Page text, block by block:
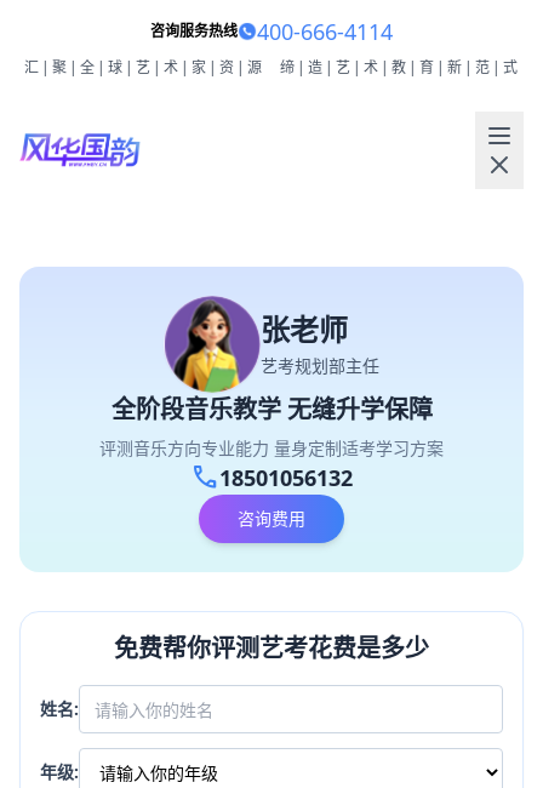
咨询服务热线 400-666-4114
汇|聚|全|球|艺|术|家|资|源 缔|造|艺|术|教|育|新|范|式
张老师
艺考规划部主任
全阶段音乐教学 无缝升学保障
评测音乐方向专业能力 量身定制适考学习方案
call18501056132
咨询费用
免费帮你评测艺考花费是多少
姓名:
年级: